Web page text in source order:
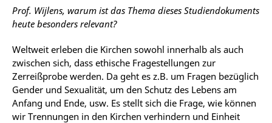
Prof. Wijlens, warum ist das Thema dieses Studiendokuments
heute besonders relevant?
Weltweit erleben die Kirchen sowohl innerhalb als auch
zwischen sich, dass ethische Fragestellungen zur
Zerreißprobe werden. Da geht es z.B. um Fragen bezüglich
Gender und Sexualität, um den Schutz des Lebens am
Anfang und Ende, usw. Es stellt sich die Frage, wie können
wir Trennungen in den Kirchen verhindern und Einheit